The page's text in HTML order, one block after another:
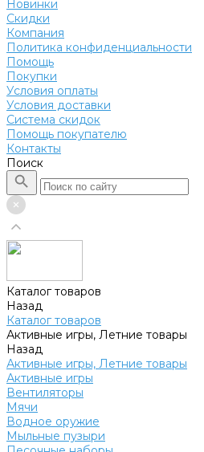
Новинки
Скидки
Компания
Политика конфиденциальности
Помощь
Покупки
Условия оплаты
Условия доставки
Система скидок
Помощь покупателю
Контакты
Поиск
Каталог товаров
Назад
Каталог товаров
Активные игры, Летние товары
Назад
Активные игры, Летние товары
Активные игры
Вентиляторы
Мячи
Водное оружие
Мыльные пузыри